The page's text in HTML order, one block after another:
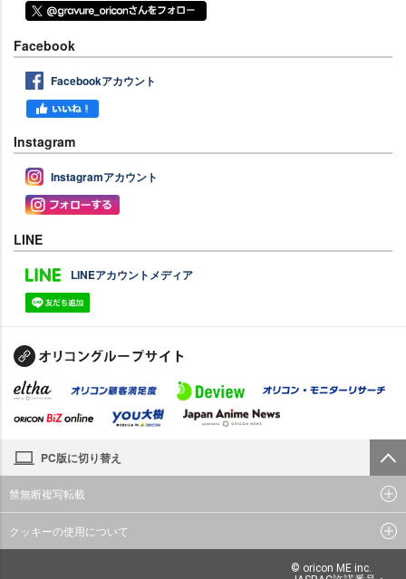
Facebook
Facebookアカウント
Instagram
Instagramアカウント
LINE
LINEアカウントメディア
PC版に切り替え
禁無断複写転載
クッキーの使用について
© oricon ME inc.